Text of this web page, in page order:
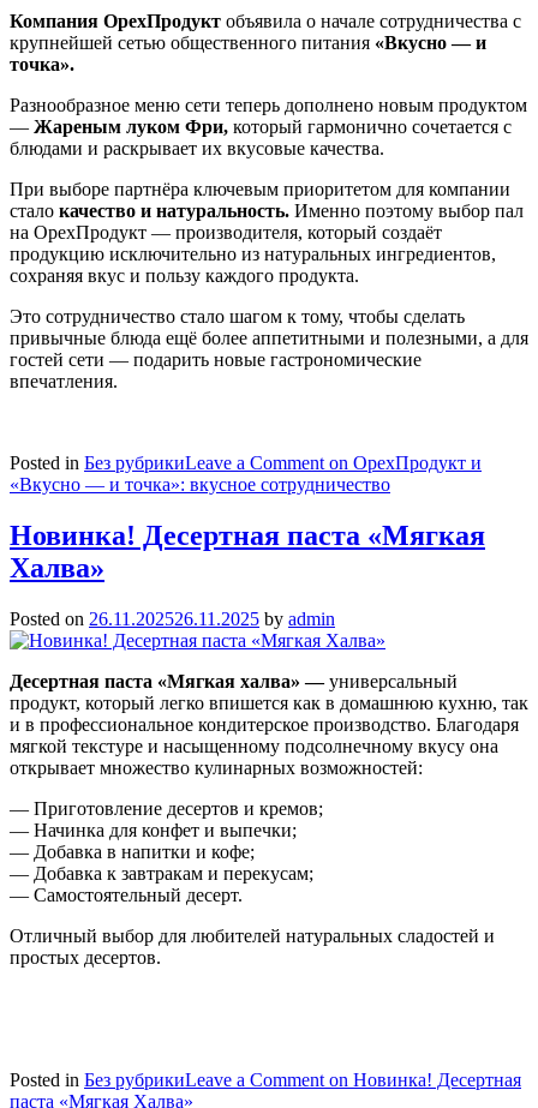
Компания ОрехПродукт объявила о начале сотрудничества с
крупнейшей сетью общественного питания «Вкусно — и
точка».
Разнообразное меню сети теперь дополнено новым продуктом
— Жареным луком Фри, который гармонично сочетается с
блюдами и раскрывает их вкусовые качества.
При выборе партнёра ключевым приоритетом для компании
стало качество и натуральность. Именно поэтому выбор пал
на ОрехПродукт — производителя, который создаёт
продукцию исключительно из натуральных ингредиентов,
сохраняя вкус и пользу каждого продукта.
Это сотрудничество стало шагом к тому, чтобы сделать
привычные блюда ещё более аппетитными и полезными, а для
гостей сети — подарить новые гастрономические
впечатления.
Posted in Без рубрикиLeave a Comment on ОрехПродукт и
«Вкусно — и точка»: вкусное сотрудничество
Новинка! Десертная паста «Мягкая
Халва»
Posted on 26.11.202526.11.2025 by admin
Десертная паста «Мягкая халва» —универсальный
продукт, который легко впишется как в домашнюю кухню, так
и в профессиональное кондитерское производство. Благодаря
мягкой текстуре и насыщенному подсолнечному вкусу она
открывает множество кулинарных возможностей:
— Приготовление десертов и кремов;
— Начинка для конфет и выпечки;
— Добавка в напитки и кофе;
— Добавка к завтракам и перекусам;
— Самостоятельный десерт.
Отличный выбор для любителей натуральных сладостей и
простых десертов.
Posted in Без рубрикиLeave a Comment on Новинка! Десертная
паста «Мягкая Халва»